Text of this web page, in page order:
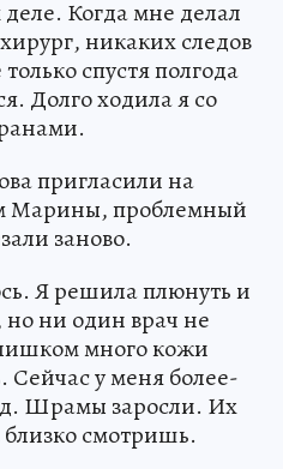
Когда мне делал
никаких следов
спустя полгода
Долго ходила я со
пригласили на
Марины, проблемный
заново.
Я решила плюнуть и
но ни один врач не
много кожи
у меня более-
Шрамы заросли. Их
смотришь.